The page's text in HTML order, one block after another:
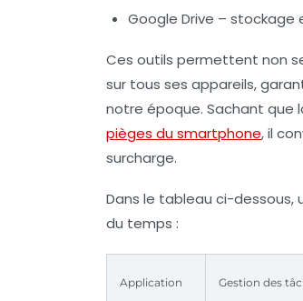
Google Drive –
Ces outils permettent non
sur tous ses appareils,
notre époque. Sachant que
pièges du smartphone, il
surcharge.
Dans le tableau ci-
du temps :
Application Gestion des